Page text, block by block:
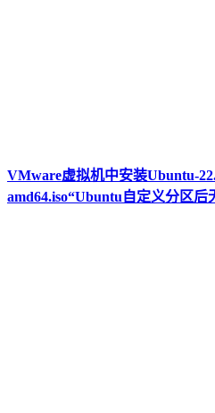
VMware虚拟机中安装Ubuntu-
amd64.iso“Ubuntu自定义分区后